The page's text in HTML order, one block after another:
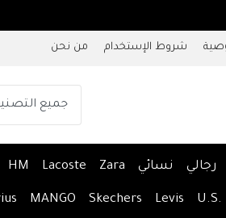
شروط الإستخدام من نحن
رجالي نسائي Zara
Lacoste
HM
U.S.
Levis
Skechers
MANGO